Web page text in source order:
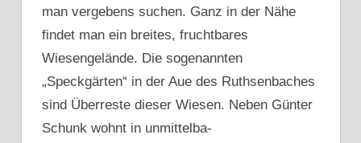
man vergebens suchen. Ganz in der Nähe
findet man ein breites, fruchtbares
Wiesengelände. Die sogenannten
„Speckgärten“ in der Aue des Ruthsenbaches
sind Überreste dieser Wiesen. Neben Günter
Schunk wohnt in unmittelba-